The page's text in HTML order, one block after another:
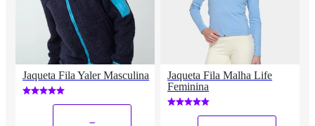
Jaqueta Fila Yaler Masculina
Jaqueta Fila Malha Life
Feminina